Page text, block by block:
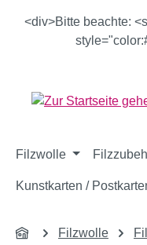
Hauptinhalt springen
Zur Suche springen
Zur Hauptnavigation
<div>Bitte beachte:
Filzwolle
Kunstkarten /
Filzwolle